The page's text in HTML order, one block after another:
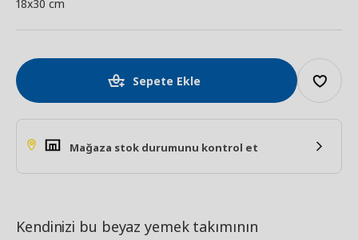
18x30 cm
Sepete Ekle
Mağaza stok durumunu kontrol et
Kendinizi bu beyaz yemek takımının